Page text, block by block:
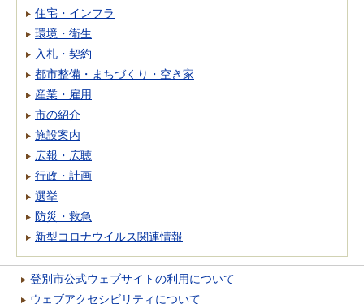
住宅・インフラ
環境・衛生
入札・契約
都市整備・まちづくり・空き家
産業・雇用
市の紹介
施設案内
広報・広聴
行政・計画
選挙
防災・救急
新型コロナウイルス関連情報
登別市公式ウェブサイトの利用について
ウェブアクセシビリティについて